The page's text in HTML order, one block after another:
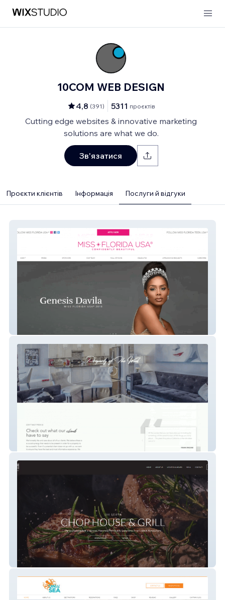
10COM WEB DESIGN
4,8 (391) 5311 проєктів
Cutting edge websites & innovative marketing
solutions are what we do.
Зв'язатися
Проєкти клієнтів Інформація Послуги й відгуки
Catherine Artenosi Real Estate
100 South Chophouse